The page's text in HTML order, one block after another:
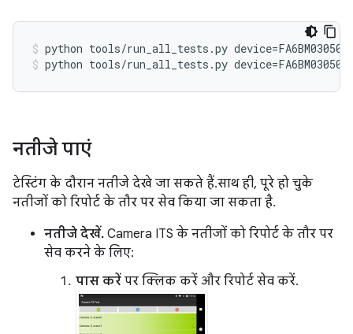
python tools/run_all_tests.py
python tools/run_all_tests.py
नतीजे पाएं
टेस्टिंग के दौरान नतीजे देखे जा सकते हैं. साथ ही, पूरे हो चुके
नतीजों को रिपोर्ट के तौर पर सेव किया जा सकता है.
नतीजे देखें. Camera ITS के नतीजों को रिपोर्ट के तौर पर
सेव करने के लिए:
पास करें पर क्लिक करें और रिपोर्ट सेव करें.